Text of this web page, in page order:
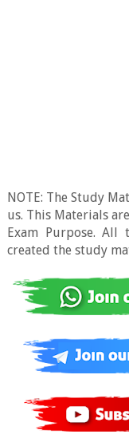
NOTE: The Study
us. This Materials
Exam Purpose.
created the study